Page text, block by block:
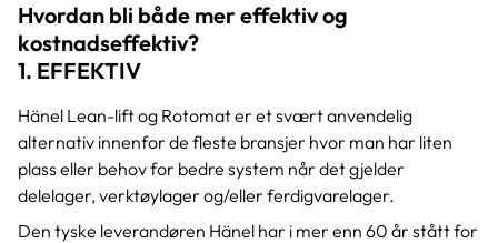
Hvordan bli både mer effektiv og
kostnadseffektiv?
1. EFFEKTIV
Hänel Lean-lift og Rotomat er et svært anvendelig
alternativ innenfor de fleste bransjer hvor man har liten
plass eller behov for bedre system når det gjelder
delelager, verktøylager og/eller ferdigvarelager.
Den tyske leverandøren Hänel har i mer enn 60 år stått for